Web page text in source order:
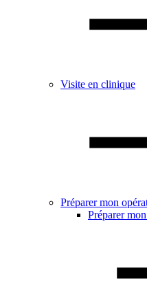
Visite en clinique
Préparer mon
Préparer